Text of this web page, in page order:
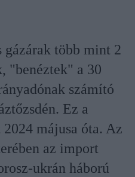
több mint 2
"benéztek" a 30
számító
Ez a
májusa óta. Az
az import
ukrán háború